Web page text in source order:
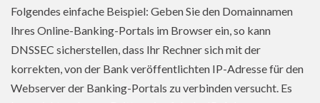
Folgendes einfache Beispiel: Geben Sie den Domainnamen
Ihres Online-Banking-Portals im Browser ein, so kann
DNSSEC sicherstellen, dass Ihr Rechner sich mit der
korrekten, von der Bank veröffentlichten IP-Adresse für den
Webserver der Banking-Portals zu verbinden versucht. Es